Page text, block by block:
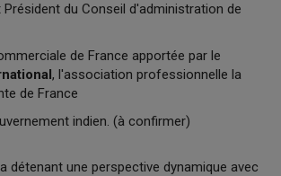
Président du Conseil d'administration de
de France apportée par le
, l'association professionnelle la
de France
indien. (à confirmer)
détenant une perspective dynamique avec